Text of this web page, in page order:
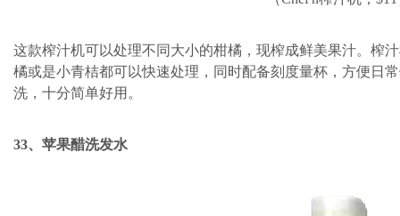
这款榨汁机可以处理不同大小的柑橘，现榨成鲜美果汁。榨
橘或是小青桔都可以快速处理，同时配备刻度量杯，方便日
洗，十分简单好用。
33、苹果醋洗发水